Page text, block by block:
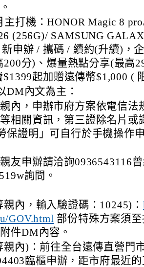
打機：HONOR Magic 8
(256G)/ SAMSUNG
申辦 / 攜碼 / 續約(升續)，
分)、爆量熱點分享(最高
起加贈遠傳幣$1,000 (
DM內文為主：
內，申辦市府方案依電信法
相關資訊，第三證除名片或
保證明」可自行於手機操作
友申辦請洽詢0936543116
詢問。
內，輸入驗證碼：10245)：
GOV.html 部份特殊方案須至
件DM內容。
親內)：前往全台遠傳直營門
臨櫃申辦，距市府最近